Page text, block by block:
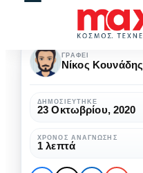
ΓΡΆΦΕΙ
Νίκος Κουνάδης
ΔΗΜΟΣΙΕΎΤΗΚΕ
23 Οκτωβρίου, 2020
ΧΡΌΝΟΣ ΑΝΆΓΝΩΣΗΣ
1 λεπτά